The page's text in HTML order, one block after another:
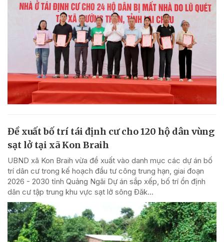
Đề xuất bố trí tái định cư cho 120 hộ dân vùng
sạt lở tại xã Kon Braih
UBND xã Kon Braih vừa đề xuất vào danh mục các dự án bố
trí dân cư trong kế hoạch đầu tư công trung hạn, giai đoạn
2026 - 2030 tỉnh Quảng Ngãi Dự án sắp xếp, bố trí ổn định
dân cư tập trung khu vực sạt lở sông Đăk...